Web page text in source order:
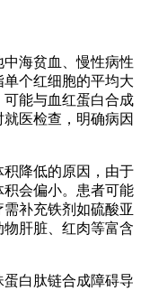
海贫血、慢性病性
个红细胞的平均大
能与血红蛋白合成
医检查，明确病因
降低的原因，由于
会偏小。患者可能
补充铁剂如硫酸亚
肝脏、红肉等富含
白肽链合成障碍导